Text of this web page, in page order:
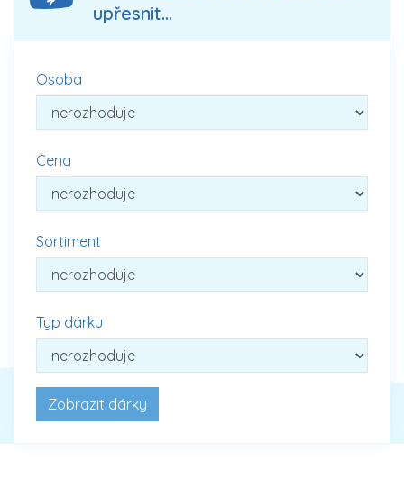
upřesnit...
Osoba
Cena
Sortiment
Typ dárku